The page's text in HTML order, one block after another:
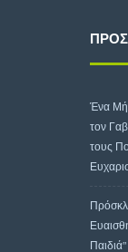
Ένα
τον
τους
Παιδιά”